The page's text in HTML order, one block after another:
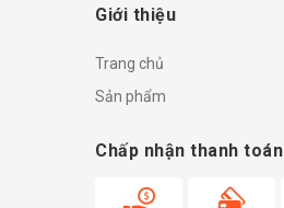
Giới thiệu
Trang chủ
Sản phẩm
Chấp nhận thanh toán